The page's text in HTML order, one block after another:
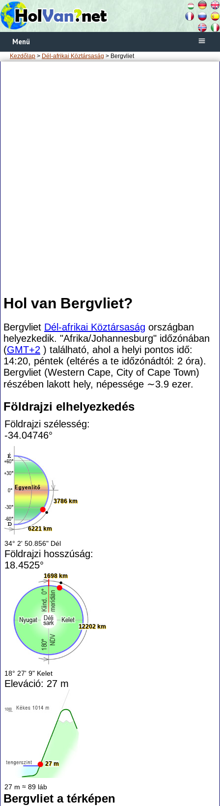
Menü
Kezdőlap > Dél-afrikai Köztársaság > Bergvliet
Hol van Bergvliet?
Bergvliet Dél-afrikai Köztársaság országban
helyezkedik. "Afrika/Johannesburg" időzónában
(GMT+2 ) található, ahol a helyi pontos idő:
14:20, péntek (eltérés a te időzónádtól: 2 óra).
Bergvliet (Western Cape, City of Cape Town)
részében lakott hely, népessége ∼3.9 ezer.
Földrajzi elhelyezkedés
Földrajzi szélesség:
-34.04746°
6221 km
3786 km
34° 2' 50.856" Dél
Földrajzi hosszúság:
18.4525°
1698 km
12202 km
18° 27' 9" Kelet
Eleváció: 27 m
27 m
27 m ≈ 89 láb
Bergvliet a térképen